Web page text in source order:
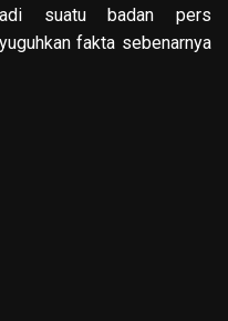
suatu badan pers
fakta sebenarnya